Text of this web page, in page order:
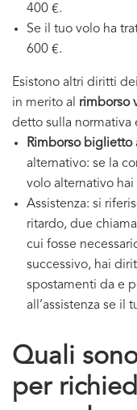
400 €.
Se il tuo volo ha
600 €.
Esistono altri diritti
in merito al rimborso
detto sulla normativa
Rimborso biglietto
alternativo: se la
volo alternativo
Assistenza: si
ritardo, due
cui fosse
successivo, hai
spostamenti da e
all’assistenza se il
Quali
per